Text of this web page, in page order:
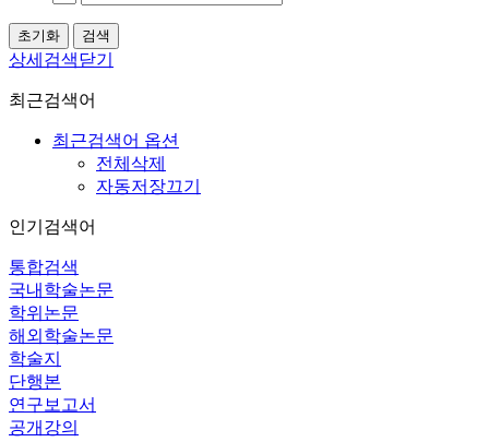
상세검색닫기
최근검색어
최근검색어 옵션
전체삭제
자동저장끄기
인기검색어
통합검색
국내학술논문
학위논문
해외학술논문
학술지
단행본
연구보고서
공개강의